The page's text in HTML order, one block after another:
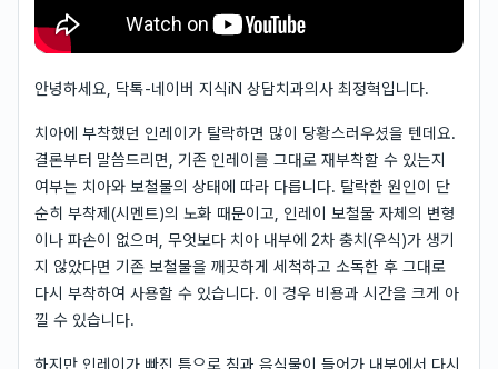
안녕하세요, 닥톡-네이버 지식iN 상담치과의사 최정혁입니다.
치아에 부착했던 인레이가 탈락하면 많이 당황스러우셨을 텐데요.
결론부터 말씀드리면, 기존 인레이를 그대로 재부착할 수 있는지
여부는 치아와 보철물의 상태에 따라 다릅니다. 탈락한 원인이 단
순히 부착제(시멘트)의 노화 때문이고, 인레이 보철물 자체의 변형
이나 파손이 없으며, 무엇보다 치아 내부에 2차 충치(우식)가 생기
지 않았다면 기존 보철물을 깨끗하게 세척하고 소독한 후 그대로
다시 부착하여 사용할 수 있습니다. 이 경우 비용과 시간을 크게 아
낄 수 있습니다.
하지만 인레이가 빠진 틈으로 침과 음식물이 들어가 내부에서 다시